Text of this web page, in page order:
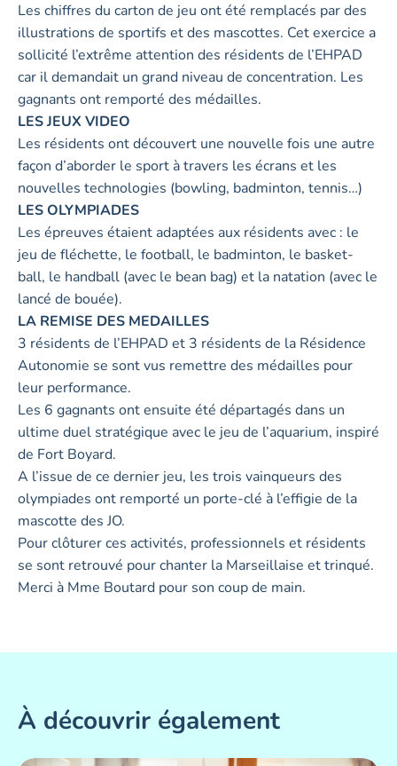
Les chiffres du carton de jeu ont été remplacés par des
illustrations de sportifs et des mascottes. Cet exercice a
sollicité l’extrême attention des résidents de l’EHPAD
car il demandait un grand niveau de concentration. Les
gagnants ont remporté des médailles.
LES JEUX VIDEO
Les résidents ont découvert une nouvelle fois une autre
façon d’aborder le sport à travers les écrans et les
nouvelles technologies (bowling, badminton, tennis…)
LES OLYMPIADES
Les épreuves étaient adaptées aux résidents avec : le
jeu de fléchette, le football, le badminton, le basket-
ball, le handball (avec le bean bag) et la natation (avec le
lancé de bouée).
LA REMISE DES MEDAILLES
3 résidents de l’EHPAD et 3 résidents de la Résidence
Autonomie se sont vus remettre des médailles pour
leur performance.
Les 6 gagnants ont ensuite été départagés dans un
ultime duel stratégique avec le jeu de l’aquarium, inspiré
de Fort Boyard.
A l’issue de ce dernier jeu, les trois vainqueurs des
olympiades ont remporté un porte-clé à l’effigie de la
mascotte des JO.
Pour clôturer ces activités, professionnels et résidents
se sont retrouvé pour chanter la Marseillaise et trinqué.
Merci à Mme Boutard pour son coup de main.
À découvrir également